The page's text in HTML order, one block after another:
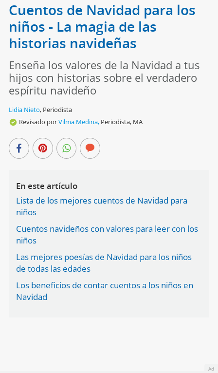
Cuentos de Navidad para los
niños - La magia de las
historias navideñas
Enseña los valores de la Navidad a tus
hijos con historias sobre el verdadero
espíritu navideño
Lidia Nieto, Periodista
Revisado porVilma Medina, Periodista, MA
En este artículo
Lista de los mejores cuentos de Navidad para
niños
Cuentos navideños con valores para leer con los
niños
Las mejores poesías de Navidad para los niños
de todas las edades
Los beneficios de contar cuentos a los niños en
Navidad
Ad